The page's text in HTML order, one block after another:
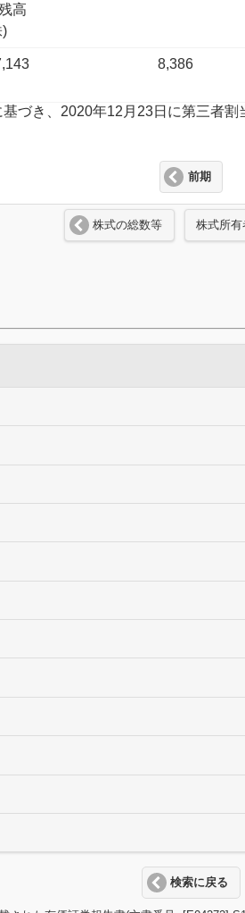
高
)
8,386
づき、2020年12月23日に第三者
前期
株式の総数等 株式所
検索に戻る